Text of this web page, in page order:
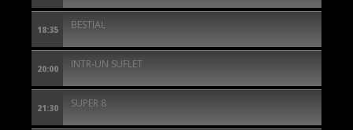
18:35 BESTIAL
20:00 INTR-UN SUFLET
21:30 SUPER 8